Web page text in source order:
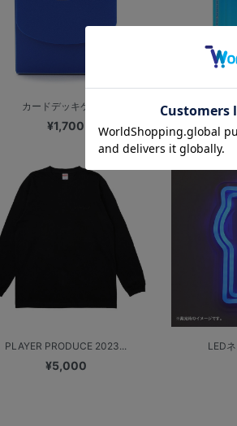
カードデッキケース
¥1,700
カードアル
PLAYER PRODUCE 2023...
¥5,000
LED